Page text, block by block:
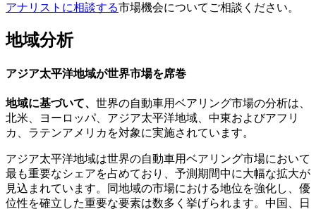
アナリストに相談する市場機会についてご相談ください。
地域分析
アジア太平洋地域が世界市場を席巻
地域に基づいて、 世界の自動車用ベアリング市場の分析は、
北米、ヨーロッパ、アジア太平洋地域、中東およびアフリ
カ、ラテンアメリカを対象に実施されています。
アジア太平洋地域は世界の自動車用ベアリング市場において
最も重要なシェアを占めており、予測期間中に大幅な拡大が
見込まれています。同地域の市場における地位を強化し、優
位性を確立した重要な要素は数多く挙げられます。中国、日